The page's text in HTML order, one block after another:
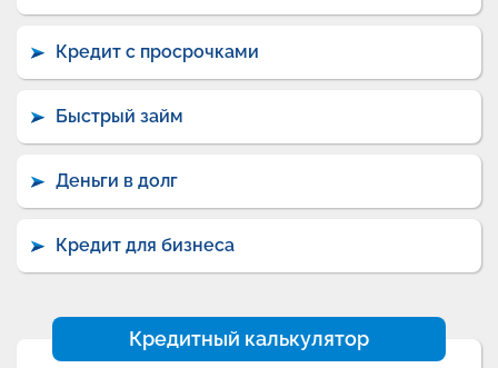
Кредит с просрочками
Быстрый займ
Деньги в долг
Кредит для бизнеса
Кредитный калькулятор